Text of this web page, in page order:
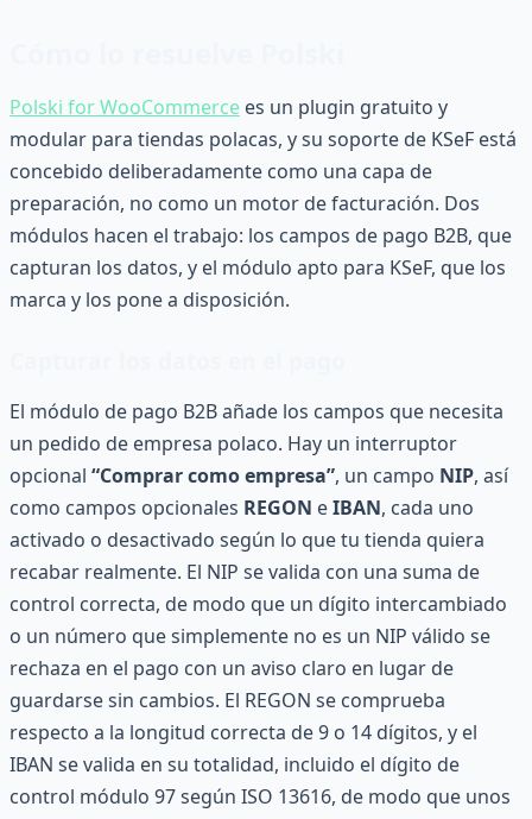
Polski for WooCommerce es un plugin gratuito y
modular para tiendas polacas, y su soporte de KSeF está
concebido deliberadamente como una capa de
preparación, no como un motor de facturación. Dos
módulos hacen el trabajo: los campos de pago B2B, que
capturan los datos, y el módulo apto para KSeF, que los
marca y los pone a disposición.
El módulo de pago B2B añade los campos que necesita
un pedido de empresa polaco. Hay un interruptor
opcional “Comprar como empresa”, un campo NIP, así
como campos opcionales REGON eIBAN, cada uno
activado o desactivado según lo que tu tienda quiera
recabar realmente. El NIP se valida con una suma de
control correcta, de modo que un dígito intercambiado
o un número que simplemente no es un NIP válido se
rechaza en el pago con un aviso claro en lugar de
guardarse sin cambios. El REGON se comprueba
respecto a la longitud correcta de 9 o 14 dígitos, y el
IBAN se valida en su totalidad, incluido el dígito de
control módulo 97 según ISO 13616, de modo que unos